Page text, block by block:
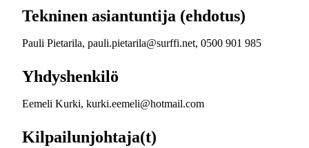
Tekninen asiantuntija (ehdotus)
Pauli Pietarila, pauli.pietarila@surffi.net, 0500 901 985
Yhdyshenkilö
Eemeli Kurki, kurki.eemeli@hotmail.com
Kilpailunjohtaja(t)